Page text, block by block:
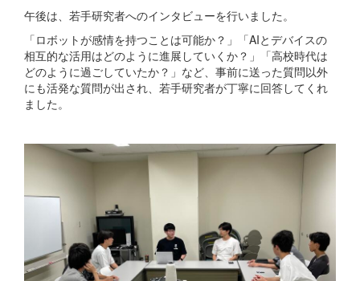
午後は、若手研究者へのインタビューを行いました。
「ロボットが感情を持つことは可能か？」「AIとデバイスの
相互的な活用はどのように進展していくか？」「高校時代は
どのように過ごしていたか？」など、事前に送った質問以外
にも活発な質問が出され、若手研究者が丁寧に回答してくれ
ました。